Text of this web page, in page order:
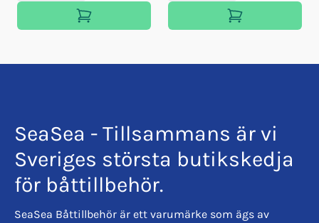
SeaSea - Tillsammans är vi
Sveriges största butikskedja
för båttillbehör.
SeaSea Båttillbehör är ett varumärke som ägs av